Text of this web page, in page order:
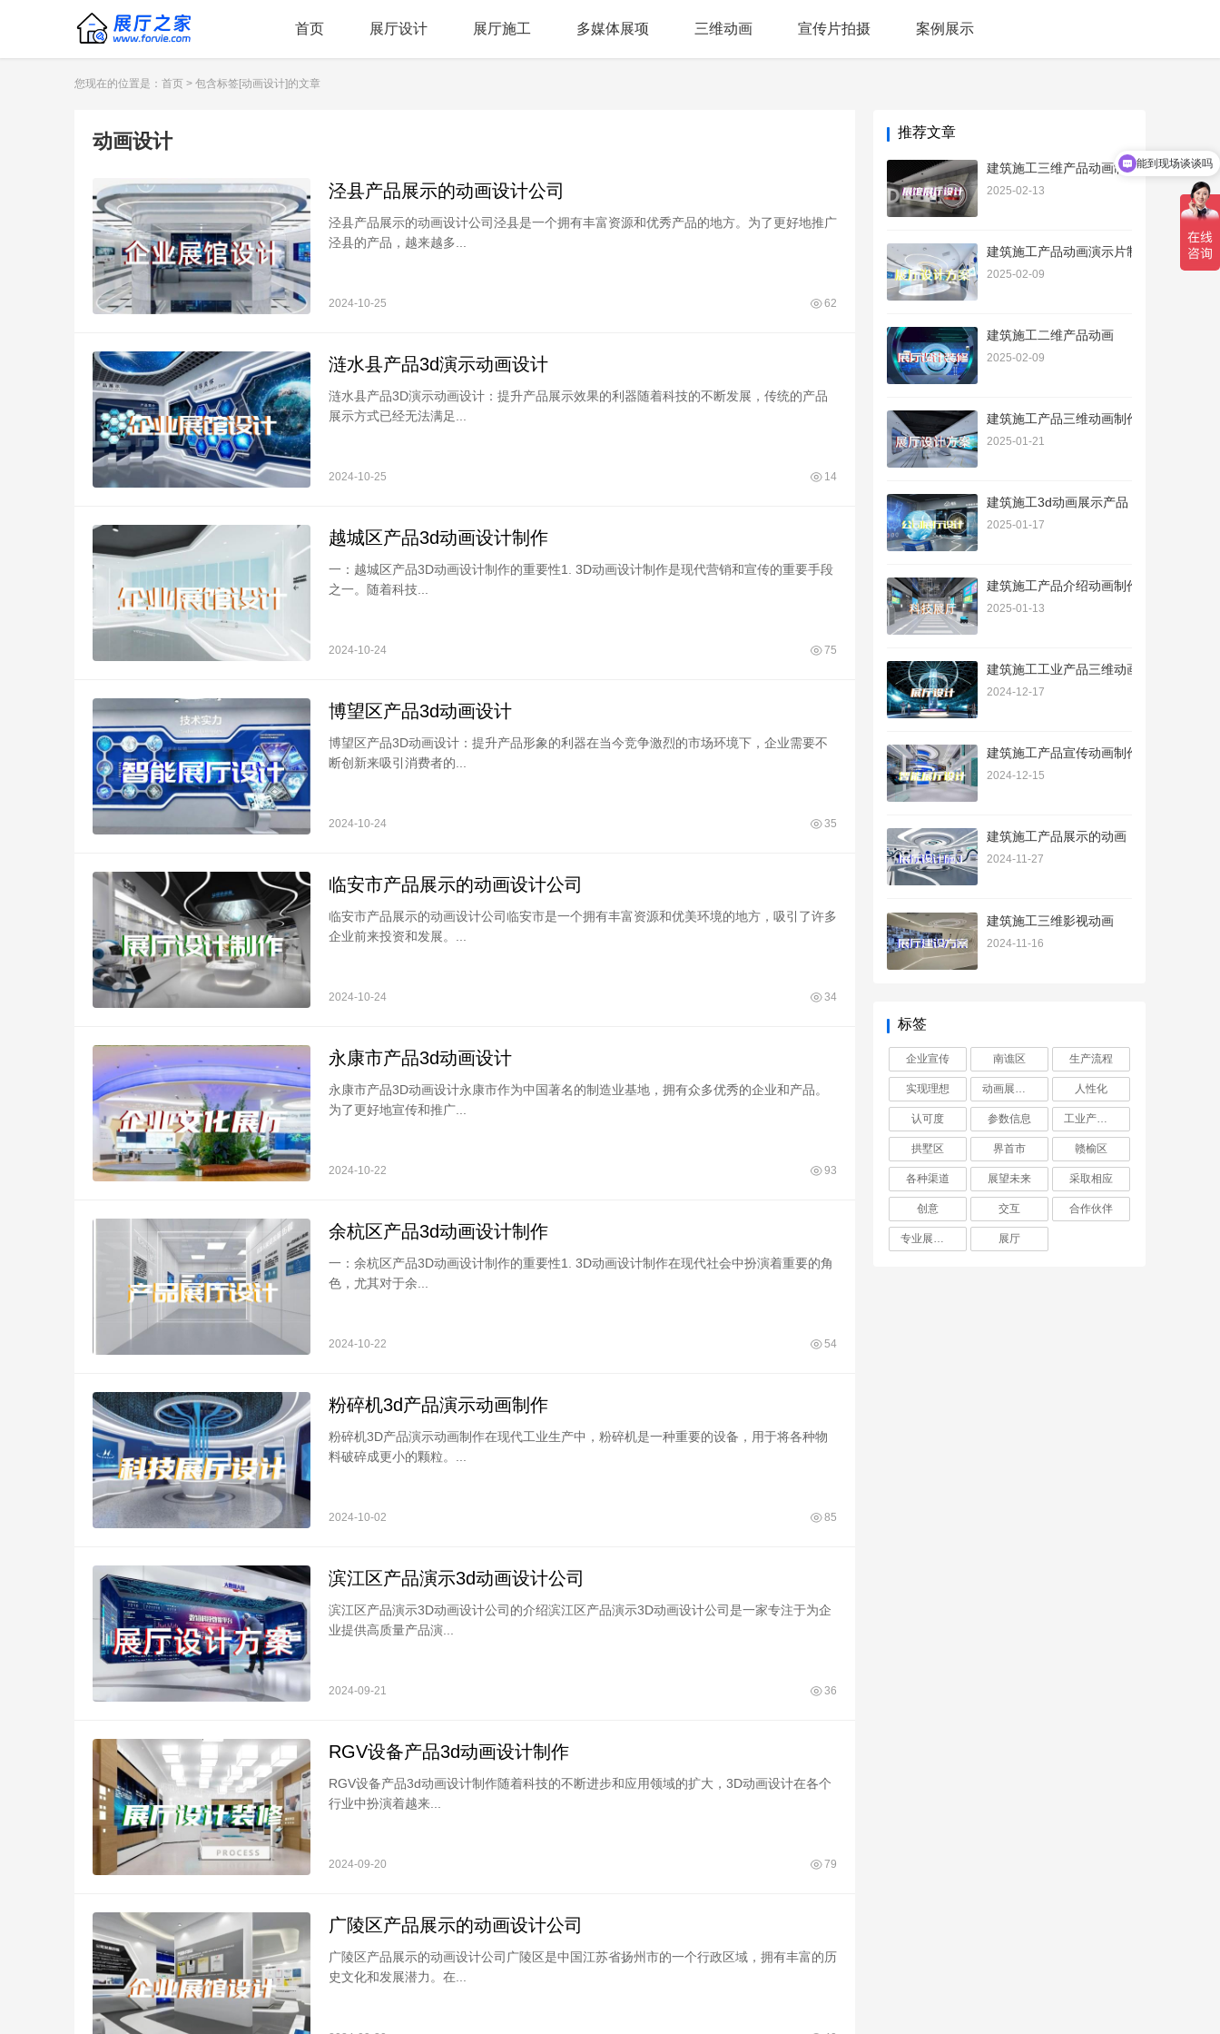
首页 展厅设计 展厅施工 多媒体展项 三维动画 宣传片拍摄 案例展示
您现在的位置是： 首页 > 包含标签[动画设计]的文章
动画设计
泾县产品展示的动画设计公司
泾县产品展示的动画设计公司泾县是一个拥有丰富资源和优秀产品的地方。为了更好地推广
泾县的产品，越来越多...
2024-10-25 62
涟水县产品3d演示动画设计
涟水县产品3D演示动画设计：提升产品展示效果的利器随着科技的不断发展，传统的产品
展示方式已经无法满足...
2024-10-25 14
越城区产品3d动画设计制作
一：越城区产品3D动画设计制作的重要性1. 3D动画设计制作是现代营销和宣传的重要手段
之一。随着科技...
2024-10-24 75
博望区产品3d动画设计
博望区产品3D动画设计：提升产品形象的利器在当今竞争激烈的市场环境下，企业需要不
断创新来吸引消费者的...
2024-10-24 35
临安市产品展示的动画设计公司
临安市产品展示的动画设计公司临安市是一个拥有丰富资源和优美环境的地方，吸引了许多
企业前来投资和发展。...
2024-10-24 34
永康市产品3d动画设计
永康市产品3D动画设计永康市作为中国著名的制造业基地，拥有众多优秀的企业和产品。
为了更好地宣传和推广...
2024-10-22 93
余杭区产品3d动画设计制作
一：余杭区产品3D动画设计制作的重要性1. 3D动画设计制作在现代社会中扮演着重要的角
色，尤其对于余...
2024-10-22 54
粉碎机3d产品演示动画制作
粉碎机3D产品演示动画制作在现代工业生产中，粉碎机是一种重要的设备，用于将各种物
料破碎成更小的颗粒。...
2024-10-02 85
滨江区产品演示3d动画设计公司
滨江区产品演示3D动画设计公司的介绍滨江区产品演示3D动画设计公司是一家专注于为企
业提供高质量产品演...
2024-09-21 36
RGV设备产品3d动画设计制作
RGV设备产品3d动画设计制作随着科技的不断进步和应用领域的扩大，3D动画设计在各个
行业中扮演着越来...
2024-09-20 79
广陵区产品展示的动画设计公司
广陵区产品展示的动画设计公司广陵区是中国江苏省扬州市的一个行政区域，拥有丰富的历
史文化和发展潜力。在...
推荐文章
建筑施工三维产品动画制作
2025-02-13
建筑施工产品动画演示片制作
2025-02-09
建筑施工二维产品动画
2025-02-09
建筑施工产品三维动画制作价格
2025-01-21
建筑施工3d动画展示产品
2025-01-17
建筑施工产品介绍动画制作
2025-01-13
建筑施工工业产品三维动画制作公司
2024-12-17
建筑施工产品宣传动画制作
2024-12-15
建筑施工产品展示的动画
2024-11-27
建筑施工三维影视动画
2024-11-16
标签
企业宣传 南谯区 生产流程
实现理想 动画展示工业 人性化
认可度 参数信息 工业产品动画
拱墅区 界首市 赣榆区
各种渠道 展望未来 采取相应
创意 交互 合作伙伴
专业展厅设计 展厅
能到现场谈谈吗